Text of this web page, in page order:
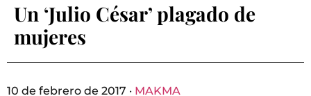
Un ‘Julio César’ plagado de
mujeres
10 de febrero de 2017 · MAKMA